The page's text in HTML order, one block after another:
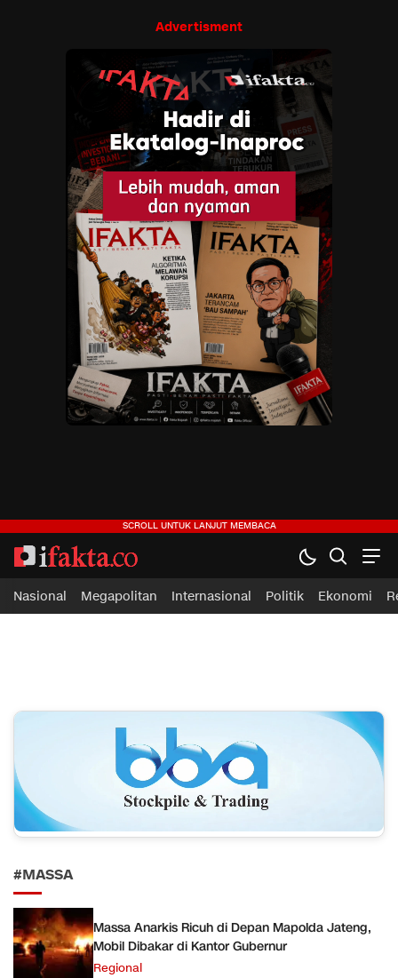
Advertisment
ifakta.co
#pastibenar
Nasional Megapolitan Internasional Politik Ekonomi
#MASSA
Massa Anarkis Ricuh di Depan Mapolda Jateng,
Mobil Dibakar di Kantor Gubernur
Regional